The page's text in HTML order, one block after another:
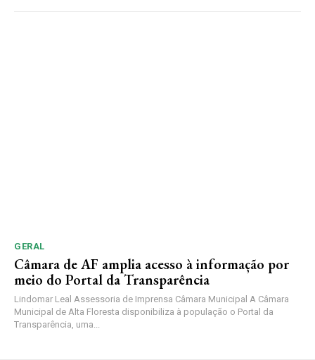
GERAL
Câmara de AF amplia acesso à informação por
meio do Portal da Transparência
Lindomar Leal Assessoria de Imprensa Câmara Municipal A Câmara
Municipal de Alta Floresta disponibiliza à população o Portal da
Transparência, uma...